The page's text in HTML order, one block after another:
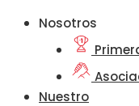
Nosotros
Nuestro